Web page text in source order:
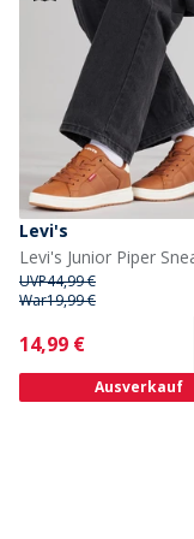
Levi's
UVP44,99 €
War19,99 €
Current
14,99 €
Ausverkauf